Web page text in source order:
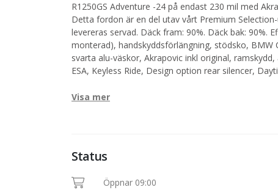
R1250GS Adventure -24 på endast 230 mil med
Detta fordon är en del utav vårt Premium
levereras servad. Däck fram: 90%. Däck bak: 90%.
monterad), handskyddsförlängning, stödsko,
svarta alu-väskor, Akrapovic inkl original,
ESA, Keyless Ride, Design option rear silencer,
Visa mer
Status
Öppnar 09:00